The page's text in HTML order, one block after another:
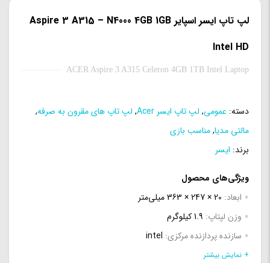
لپ تاپ ایسر اسپایر Aspire 3 A315 – N4000 4GB 1GB
Intel HD
ACER Aspire 3 A315 Celeron 4GB 1TB Intel Laptop
دسته: عمومی, لپ تاپ ایسر Acer , لپ تاپ های مقرون به صرفه,
مالتی مدیا,مناسب بازی
برند: ایسر
ویژگی‌های محصول
ابعاد: 20 × 247 × 363 میلی‌متر
وزن لپتاپ: 1.9 کیلوگرم
سازنده پردازنده مرکزی: intel
سری پردازنده مرکزی:
+ نمایش بیشتر